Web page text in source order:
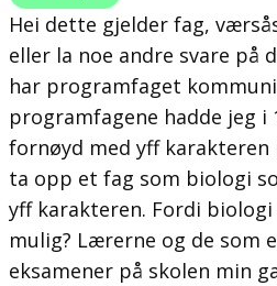
Hei dette gjelder fag,
eller la noe andre svare på
har programfaget
programfagene hadde jeg i
fornøyd med yff
ta opp et fag som biologi
yff karakteren. Fordi
mulig? Lærerne og de som
eksamener på skolen min